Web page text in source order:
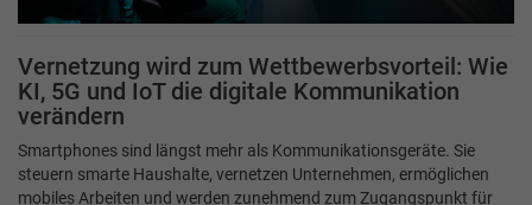
Vernetzung wird zum Wettbewerbsvorteil: Wie
KI, 5G und IoT die digitale Kommunikation
verändern
Smartphones sind längst mehr als Kommunikationsgeräte. Sie
steuern smarte Haushalte, vernetzen Unternehmen, ermöglichen
mobiles Arbeiten und werden zunehmend zum Zugangspunkt für